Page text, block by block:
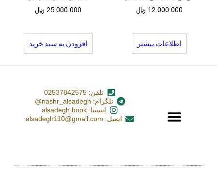
12.000.000 ﷼
اطلاعات بیشتر
25.000.000 ﷼
افزودن به سبد خرید
تلفن: 02537842575
تلگرام: nashr_alsadegh@
اینستا: alsadegh.book
ایمیل: alsadegh110@gmail.com